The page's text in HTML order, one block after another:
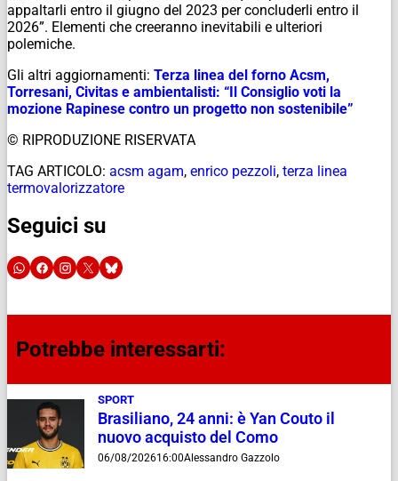
appaltarli entro il giugno del 2023 per concluderli entro il
2026”. Elementi che creeranno inevitabili e ulteriori
polemiche.
Gli altri aggiornamenti: Terza linea del forno Acsm,
Torresani, Civitas e ambientalisti: “Il Consiglio voti la
mozione Rapinese contro un progetto non sostenibile”
© RIPRODUZIONE RISERVATA
TAG ARTICOLO: acsm agam, enrico pezzoli, terza linea
termovalorizzatore
Seguici su
Potrebbe interessarti:
SPORT
Brasiliano, 24 anni: è Yan Couto il
nuovo acquisto del Como
06/08/202616:00Alessandro Gazzolo